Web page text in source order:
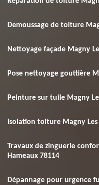
Demoussage de toiture
Nettoyage façade Magny
Pose nettoyage gouttière
Peinture sur tuile Magny
Isolation toiture Magny Les
Travaux de zinguerie
Hameaux 78114
Dépannage pour urgence